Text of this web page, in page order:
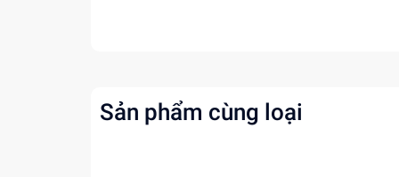
Tăng cường khả năng tập trung và kiên
Sản phẩm cùng loại